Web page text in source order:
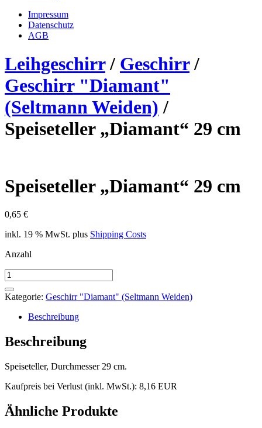
Impressum
Datenschutz
AGB
Leihgeschirr / Geschirr /
Geschirr "Diamant"
(Seltmann Weiden) /
Speiseteller „Diamant“ 29 cm
Speiseteller „Diamant“ 29 cm
0,65 €
inkl. 19 % MwSt. plus Shipping Costs
Anzahl
Speiseteller
"Diamant"
29
Menge
Kategorie: Geschirr "Diamant" (Seltmann Weiden)
Beschreibung
Beschreibung
Speiseteller, Durchmesser 29 cm.
Kaufpreis bei Verlust (inkl. MwSt.): 8,16 EUR
Ähnliche Produkte